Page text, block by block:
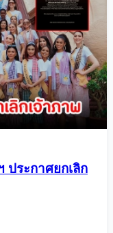
ประกาศยกเลิก